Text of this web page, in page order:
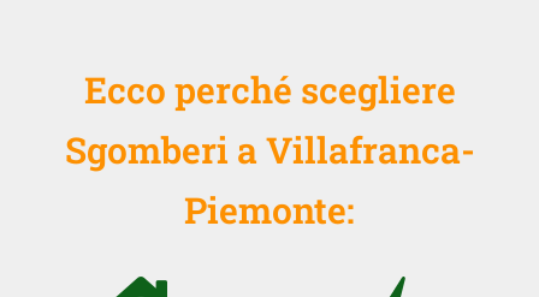
Ecco perché scegliere
Sgomberi a Villafranca-
Piemonte: